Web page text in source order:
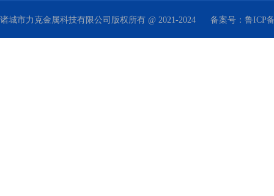
诸城市力克金属科技有限公司版权所有 @ 2021-2024 备案号： 鲁ICP